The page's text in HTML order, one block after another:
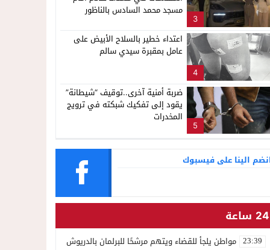
3
مسجد محمد السادس بالناظور
4
اعتداء خطير بالسلاح الأبيض على
عامل بمقبرة سيدي سالم
5
ضربة أمنية آخرى..توقيف “شيطانة”
يقود إلى تفكيك شبكته في ترويج
المخدرات
الينا على فيسبوك
24 ساعة
23:39 مواطن يلجأ للقضاء ويتهم مرشحًا للبرلمان بالدريوش بالاستيلاء على 22 مليون سنتيم